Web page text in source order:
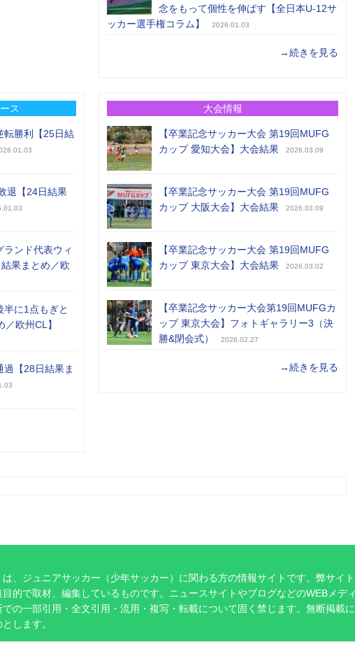
念をもって個性を伸ばす【全日本U-12サ
ッカー選手権コラム】
2026.01.03
→続きを見る
ス
転勝利【25日結
退【24日結果
ンド代表ウィ
果まとめ／欧
半に1点もぎと
欧州CL】
過【28日結果ま
大会情報
【卒業記念サッカー大会 第19回MUFG
カップ 愛知大会】大会結果
2026.03.09
【卒業記念サッカー大会 第19回MUFG
カップ 大阪大会】大会結果
2026.03.09
【卒業記念サッカー大会 第19回MUFG
カップ 東京大会】大会結果
2026.03.02
【卒業記念サッカー大会第19回MUFGカ
ップ 東京大会】フォトギャラリー3（決
勝&閉会式）
2026.02.27
→続きを見る
は、ジュニアサッカー（少年サッカー）に関わる方の情報サイトです。弊サイ
的で取材、編集しているものです。ニュースサイトやブログなどのWEBメデ
の一部引用・全文引用・流用・複写・転載について固く禁じます。無断掲載
します。